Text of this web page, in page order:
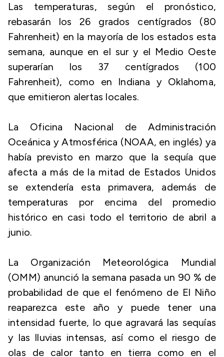
Las temperaturas, según el pronóstico,
rebasarán los 26 grados centígrados (80
Fahrenheit) en la mayoría de los estados esta
semana, aunque en el sur y el Medio Oeste
superarían los 37 centígrados (100
Fahrenheit), como en Indiana y Oklahoma,
que emitieron alertas locales.
La Oficina Nacional de Administración
Oceánica y Atmosférica (NOAA, en inglés) ya
había previsto en marzo que la sequía que
afecta a más de la mitad de Estados Unidos
se extendería esta primavera, además de
temperaturas por encima del promedio
histórico en casi todo el territorio de abril a
junio.
La Organización Meteorológica Mundial
(OMM) anunció la semana pasada un 90 % de
probabilidad de que el fenómeno de El Niño
reaparezca este año y puede tener una
intensidad fuerte, lo que agravará las sequías
y las lluvias intensas, así como el riesgo de
olas de calor tanto en tierra como en el